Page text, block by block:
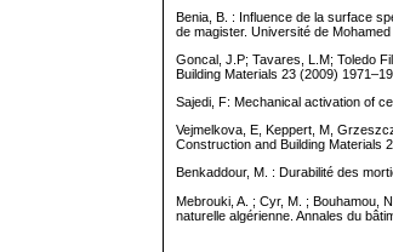
Benia, B. : Influence de la surface
de magister. Université de Mohamed
Goncal, J.P; Tavares, L.M; Toledo
Building Materials 23 (2009)
Sajedi, F: Mechanical activation of
Vejmelkova, E, Keppert, M,
Construction and Building Materials
Benkaddour, M. : Durabilité des
Mebrouki, A. ; Cyr, M. ; Bouhamou,
naturelle algérienne. Annales du